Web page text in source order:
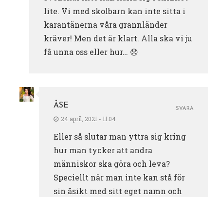
lite. Vi med skolbarn kan inte sitta i
karantänerna våra grannländer
kräver! Men det är klart. Alla ska vi ju
få unna oss eller hur… 😞
ÅSE
24 april, 2021 - 11:04
Eller så slutar man yttra sig kring
hur man tycker att andra
människor ska göra och leva?
Speciellt när man inte kan stå för
sin åsikt med sitt eget namn och
SVARA